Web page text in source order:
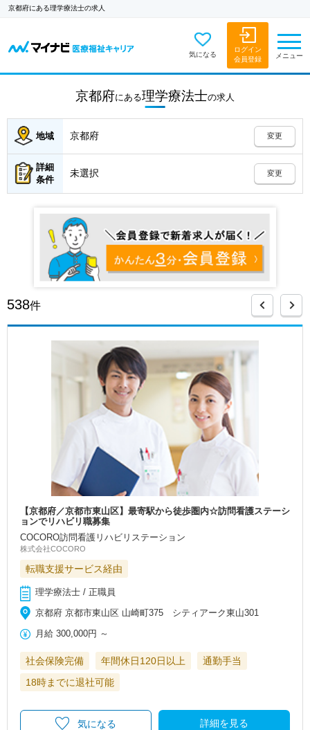
京都府にある理学療法士の求人
気になる
ログイン
会員登録
メニュー
京都府にある理学療法士の求人
地域 京都府 変更
詳細
条件
未選択 変更
538件
【京都府／京都市東山区】最寄駅から徒歩圏内☆訪問看護ステーシ
ョンでリハビリ職募集
COCORO訪問看護リハビリステーション
株式会社COCORO
転職支援サービス経由
理学療法士 / 正職員
京都府 京都市東山区 山崎町375 シティアーク東山301
月給 300,000円 ～
社会保険完備 年間休日120日以上
通勤手当
18時までに退社可能
詳細を見る
気になる